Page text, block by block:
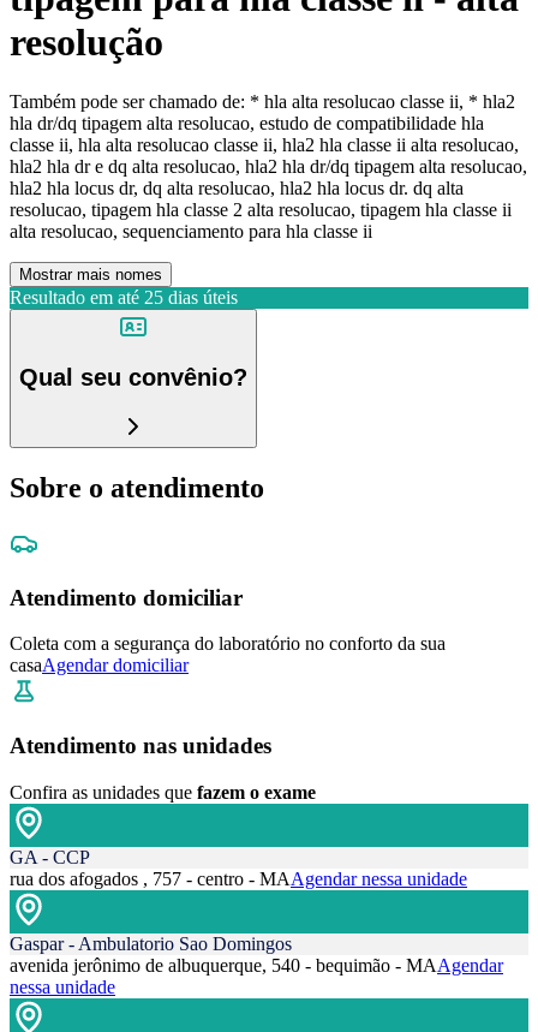
resolução
Também pode ser chamado de: * hla alta resolucao classe ii, * hla2
hla dr/dq tipagem alta resolucao, estudo de compatibilidade hla
classe ii, hla alta resolucao classe ii, hla2 hla classe ii alta resolucao,
hla2 hla dr e dq alta resolucao, hla2 hla dr/dq tipagem alta resolucao,
hla2 hla locus dr, dq alta resolucao, hla2 hla locus dr. dq alta
resolucao, tipagem hla classe 2 alta resolucao, tipagem hla classe ii
alta resolucao, sequenciamento para hla classe ii
Mostrar mais nomes
Resultado em até 25 dias úteis
Qual seu convênio?
Sobre o atendimento
Atendimento domiciliar
Coleta com a segurança do laboratório no conforto da sua
casaAgendar domiciliar
Atendimento nas unidades
Confira as unidades que fazem o exame
GA - CCP
rua dos afogados , 757 - centro - MAAgendar nessa unidade
Gaspar - Ambulatorio Sao Domingos
avenida jerônimo de albuquerque, 540 - bequimão - MAAgendar
nessa unidade